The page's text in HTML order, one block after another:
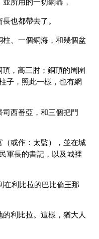
也都帶去了。
、一個銅海，和幾個盆
，高三肘；銅頂的周圍
子，照此一樣，也有網
西番亞，和三個把門
或作：太監），並在城
軍長的書記，以及城裡
在利比拉的巴比倫王那
利比拉。這樣，猶大人